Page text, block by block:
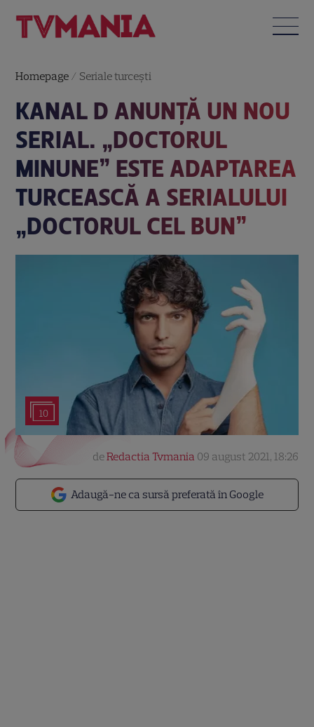
Homepage / Seriale turceşti
KANAL D ANUNȚĂ UN NOU
SERIAL. „DOCTORUL
MINUNE” ESTE ADAPTAREA
TURCEASCĂ A SERIALULUI
„DOCTORUL CEL BUN”
10
Adaugă-ne ca sursă preferată în Google
deRedactia Tvmania 09 august 2021, 18:26